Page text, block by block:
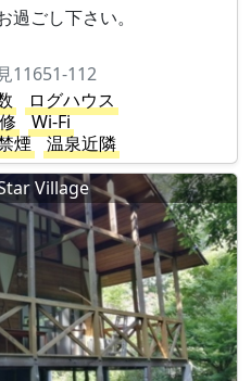
ごし下さい。
11651-112
ログハウス
Wi-Fi
煙
温泉近隣
Village